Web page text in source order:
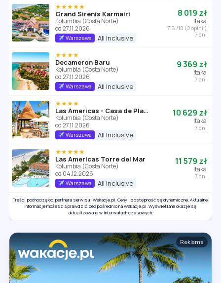
★★★★★
Grand Sirenis Karmairi
Kolumbia (Costa Norte)
od 27.11.2026
Warszawa All Inclusive
8 019 zł
Itaka
7.6 /10 (2 opinii)
7 dni
★★★★
Decameron Baru
Kolumbia (Costa Norte)
od 27.11.2026
Warszawa All Inclusive
9 369 zł
Itaka
7 dni
★★★★
Las Americas - Casa de Playa
Kolumbia (Costa Norte)
od 27.11.2026
Warszawa All Inclusive
10 629 zł
Itaka
7 dni
★★★★★
Las Americas Torre del Mar
Kolumbia (Costa Norte)
od 04.12.2026
Warszawa All Inclusive
11 579 zł
Itaka
7 dni
Treści pochodzą od partnera serwisu: Wakacje.pl. Ceny i dostępność są dynamiczne. Aktualne
informacje możesz sprawdzić bezpośrednio na Wakacje.pl. Wyświetlane okazje są
aktualizowane w interwałach czasowych.
Reklama